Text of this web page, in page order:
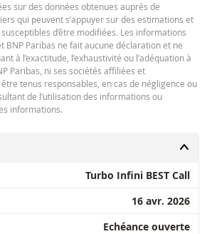
sur des données obtenues auprès de
qui peuvent s’appuyer sur des estimations et
d’être modifiées. Les informations
BNP Paribas ne fait aucune déclaration et ne
à l’exactitude, l’exhaustivité ou l’adéquation à
Paribas, ni ses sociétés affiliées et
tenus responsables, en cas de négligence ou
de l’utilisation des informations ou
informations.
Turbo Infini BEST Call
16 avr. 2026
Echéance ouverte